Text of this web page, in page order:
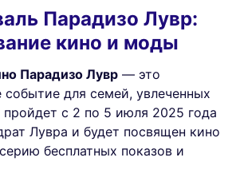
Парадизо Лувр:
кино и моды
Парадизо Лувр — это
событие для семей, увлеченных
пройдет с 2 по 5 июля 2025 года
Лувра и будет посвящен кино
бесплатных показов и